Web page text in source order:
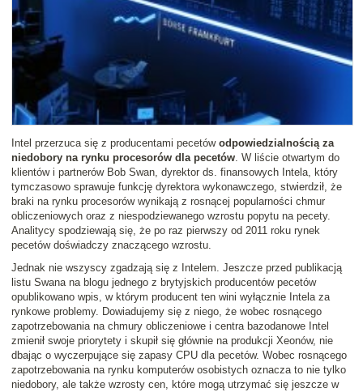
Intel przerzuca się z producentami pecetów odpowiedzialnością za
niedobory na rynku procesorów dla pecetów. W liście otwartym do
klientów i partnerów Bob Swan, dyrektor ds. finansowych Intela, który
tymczasowo sprawuje funkcję dyrektora wykonawczego, stwierdził, że
braki na rynku procesorów wynikają z rosnącej popularności chmur
obliczeniowych oraz z niespodziewanego wzrostu popytu na pecety.
Analitycy spodziewają się, że po raz pierwszy od 2011 roku rynek
pecetów doświadczy znaczącego wzrostu.
Jednak nie wszyscy zgadzają się z Intelem. Jeszcze przed publikacją
listu Swana na blogu jednego z brytyjskich producentów pecetów
opublikowano wpis, w którym producent ten wini wyłącznie Intela za
rynkowe problemy. Dowiadujemy się z niego, że wobec rosnącego
zapotrzebowania na chmury obliczeniowe i centra bazodanowe Intel
zmienił swoje priorytety i skupił się głównie na produkcji Xeonów, nie
dbając o wyczerpujące się zapasy CPU dla pecetów. Wobec rosnącego
zapotrzebowania na rynku komputerów osobistych oznacza to nie tylko
niedobory, ale także wzrosty cen, które mogą utrzymać się jeszcze w